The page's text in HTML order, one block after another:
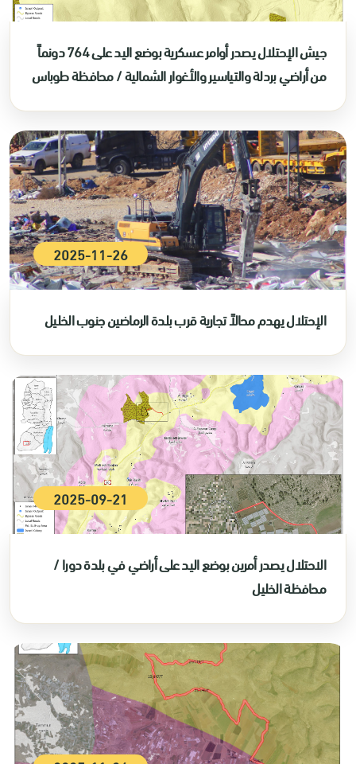
جيش الإحتلال يصدر أوامر عسكرية بوضع اليد على 764 دونماً
من أراضي بردلة والتياسير والأغوار الشمالية / محافظة طوباس
2025-11-26
الإحتلال يهدم محالاً تجارية قرب بلدة الرماضين جنوب الخليل
2025-09-21
الاحتلال يصدر أمرين بوضع اليد على أراضي في بلدة دورا /
محافظة الخليل